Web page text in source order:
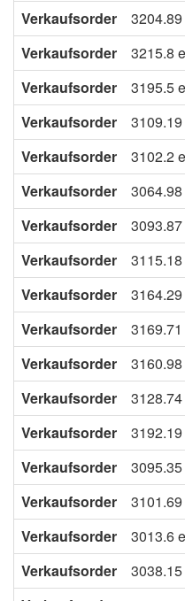
Verkaufsorder
3204.89
Verkaufsorder
3215.8
Verkaufsorder
3195.5
Verkaufsorder
3109.19
Verkaufsorder
3102.2
Verkaufsorder
3064.98
Verkaufsorder
3093.87
Verkaufsorder
3115.18
Verkaufsorder
3164.29
Verkaufsorder
3169.71
Verkaufsorder
3160.98
Verkaufsorder
3128.74
Verkaufsorder
3192.19
Verkaufsorder
3095.35
Verkaufsorder
3101.69
Verkaufsorder
3013.6
Verkaufsorder
3038.15